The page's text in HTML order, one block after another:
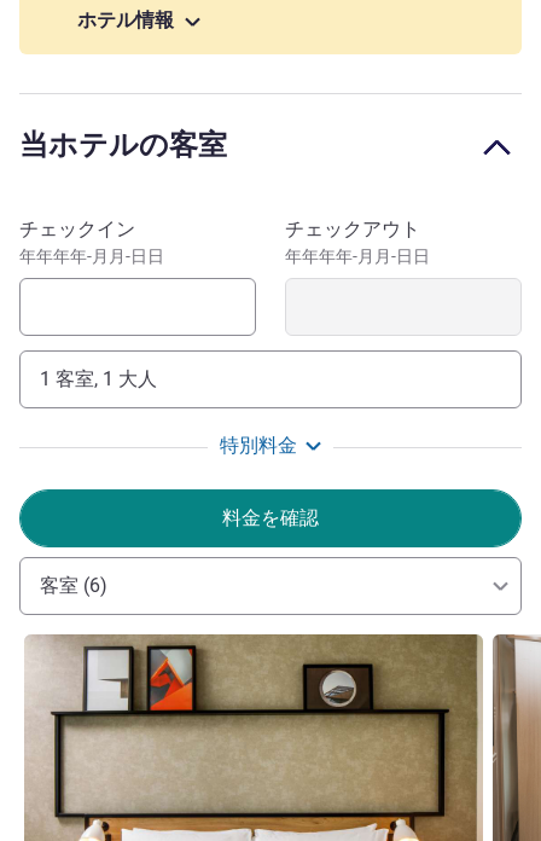
The hotel is located near downtown, but is also close to
brewery La Trappe. Visit one of the many museums, or
go shopping or visit the cozy cafés and restaurants. Due to
Thanks to its location next to the A58, the hotel is the ideal
base for exploring a number of cities in the Netherlands
hotel is also easy to reach by public transport.
park. Rent bikes from us for the cycling routes near the
hotel. Enjoy our comfortable rooms.
Mandy Princen ホテル経営
ホテル情報
当ホテルの客室
このホテルを予約
チェックイン
年年年年-月月-日日
チェックアウト
年年年年-月月-日日
1 客室, 1 大人
特別料金
料金を確認
客室 (6)
詳細を表示 詳細